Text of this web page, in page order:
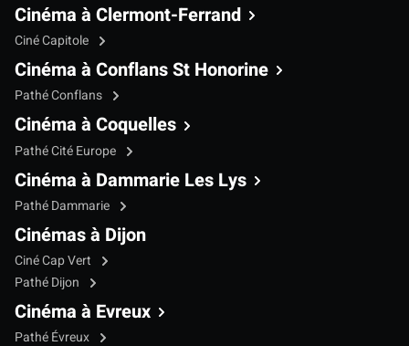
Cinéma à Clermont-Ferrand
Ciné Capitole
Cinéma à Conflans St Honorine
Pathé Conflans
Cinéma à Coquelles
Pathé Cité Europe
Cinéma à Dammarie Les Lys
Pathé Dammarie
Cinémas à Dijon
Ciné Cap Vert
Pathé Dijon
Cinéma à Evreux
Pathé Évreux